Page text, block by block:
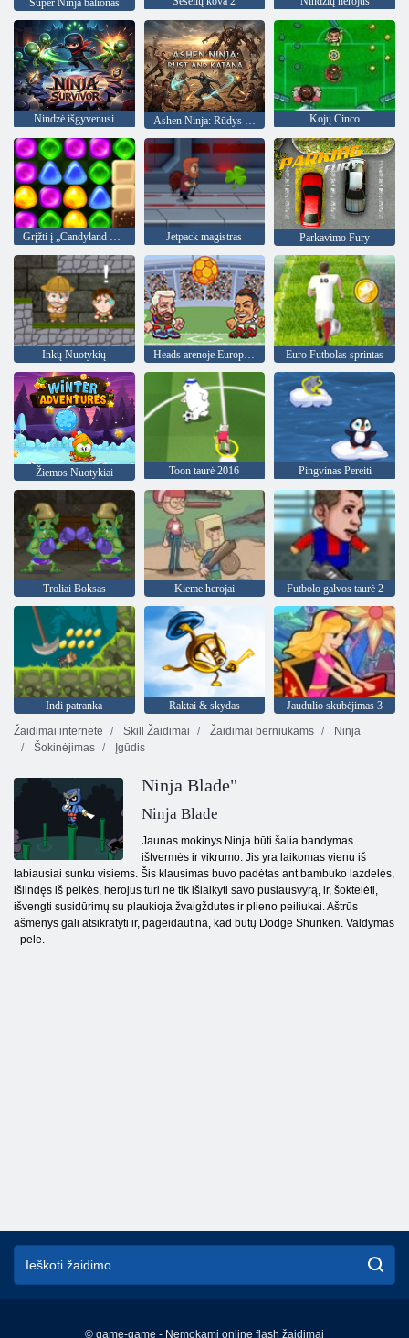
Nindzė išgyvenusi Kojų Cinco
Grįžti į „Candyland 4“: „Lollipop“ sodas Jetpack magistras Parkavimo Fury
Inkų Nuotykių Heads arenoje Europos futbolo Euro Futbolas sprintas
Žiemos Nuotykiai Toon taurė 2016 Pingvinas Pereiti
Troliai Boksas Kieme herojai Futbolo galvos taurė 2
Indi patranka Raktai & skydas
Jaudulio skubėjimas 3
Žaidimai internete
Skill Žaidimai Žaidimai berniukams
Ninja
Šokinėjimas
Įgūdis
Ninja Blade"
Ninja Blade
Jaunas mokinys Ninja būti šalia bandymas
ištvermės ir vikrumo. Jis yra laikomas vienu iš
labiausiai sunku visiems. Šis klausimas buvo padėtas ant bambuko lazdelės,
išlindęs iš pelkės, herojus turi ne tik išlaikyti savo pusiausvyrą, ir, šoktelėti,
išvengti susidūrimų su plaukioja žvaigždutes ir plieno peiliukai. Aštrūs
ašmenys gali atsikratyti ir, pageidautina, kad būtų Dodge Shuriken. Valdymas
- pele.
© game-game - Nemokami online flash žaidimai